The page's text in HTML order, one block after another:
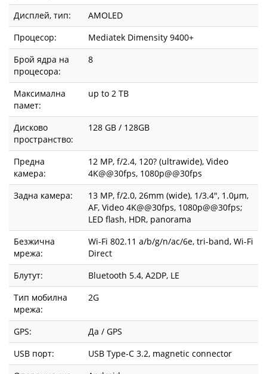
Дисплей, тип:
AMOLED
Процесор:
Mediatek Dimensity 9400+
Брой ядра на
процесора:
8
Максимална
памет:
up to 2 TB
Дисково
пространство:
128 GB / 128GB
Предна
камера:
12 MP, f/2.4, 120? (ultrawide), Video
4K@@30fps, 1080p@@30fps
Задна камера:
13 MP, f/2.0, 26mm (wide), 1/3.4", 1.0µm,
AF, Video 4K@@30fps, 1080p@@30fps;
LED flash, HDR, panorama
Безжична
мрежа:
Wi-Fi 802.11 a/b/g/n/ac/6e, tri-band, Wi-Fi
Direct
Блутут:
Bluetooth 5.4, A2DP, LE
Тип мобилна
мрежа:
2G
GPS:
Да / GPS
USB порт:
USB Type-C 3.2, magnetic connector